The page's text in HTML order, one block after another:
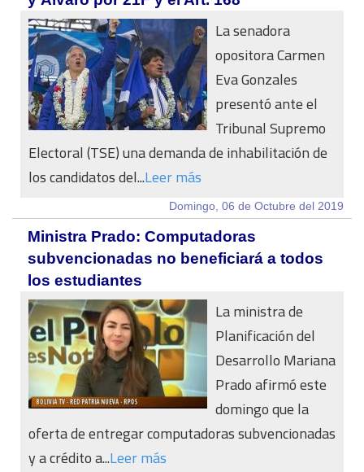
La senadora
opositora Carmen
Eva Gonzales
presentó ante el
Tribunal Supremo
Electoral (TSE) una demanda de inhabilitación de
los candidatos del...Leer más
Domingo, 06 de Octubre del 2019
Ministra Prado: Computadoras
subvencionadas no beneficiará a todos
los estudiantes
La ministra de
Planificación del
Desarrollo Mariana
Prado afirmó este
domingo que la
oferta de entregar computadoras subvencionadas
y a crédito a...Leer más